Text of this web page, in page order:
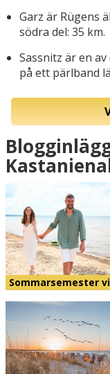
Garz är Rügens
södra del: 35 km.
Sassnitz är en
på ett pärlband
Sommarsemester